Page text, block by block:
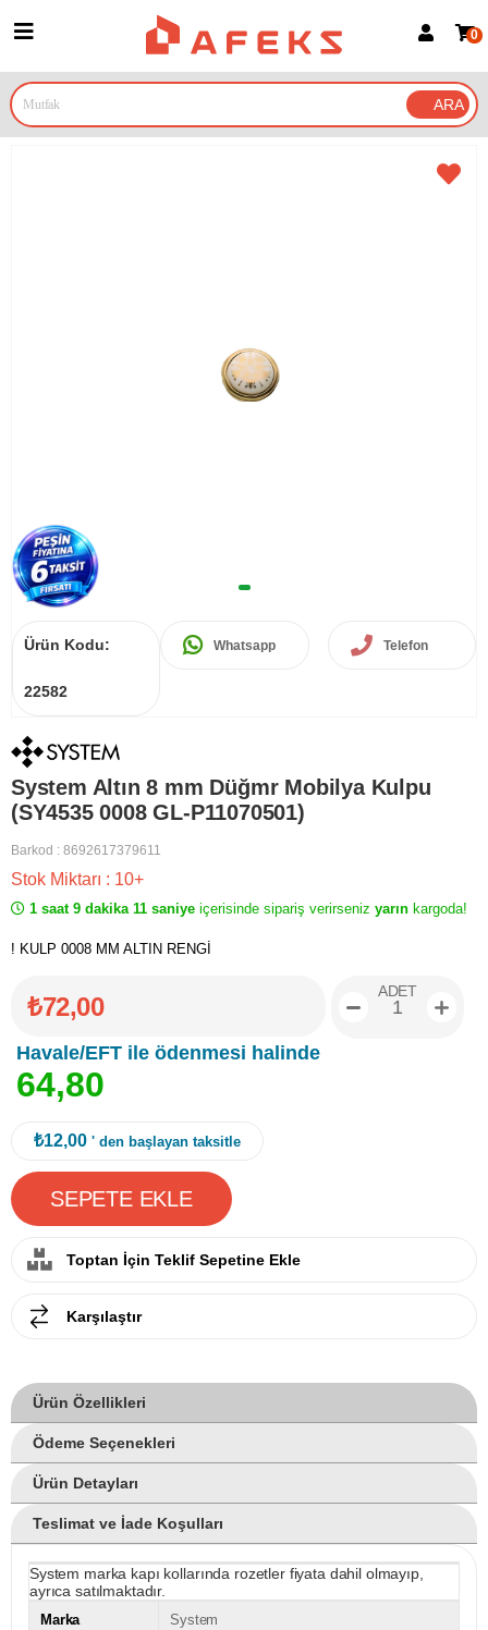
Google İle Bağlan
0
Ürün Kodu:
22582
Whatsapp Telefon
System Altın 8 mm Düğmr Mobilya Kulpu
(SY4535 0008 GL-P11070501)
Barkod : 8692617379611
Stok Miktarı : 10+
1 saat 9 dakika 11 saniye içerisinde sipariş verirseniz yarın kargoda!
! KULP 0008 MM ALTIN RENGİ
₺72,00
Havale/EFT ile ödenmesi halinde
64,80
ADET
₺12,00 ' den başlayan taksitle
Toptan İçin Teklif Sepetine Ekle
Karşılaştır
Ürün Özellikleri
Ödeme Seçenekleri
Ürün Detayları
Teslimat ve İade Koşulları
System marka kapı kollarında rozetler fiyata dahil olmayıp,
ayrıca satılmaktadır.
Marka System